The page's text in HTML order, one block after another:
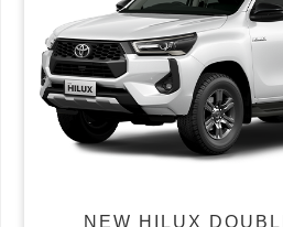
NEW HILUX